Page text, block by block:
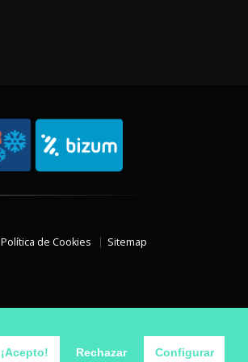
¡Acepto! Rechazar Configurar
Política de Cookies Sitemap